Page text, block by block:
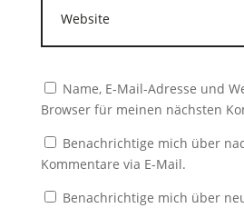
Name, E-Mail-Adresse und
Browser für meinen nächsten
Benachrichtige mich über
Kommentare via E-Mail.
Benachrichtige mich über